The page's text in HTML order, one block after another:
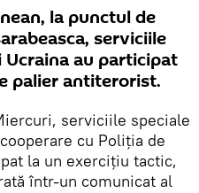
la punctul de
serviciile
Ucraina au participat
palier antiterorist.
serviciile speciale
cu Poliția de
la un exercițiu tactic,
într-un comunicat al